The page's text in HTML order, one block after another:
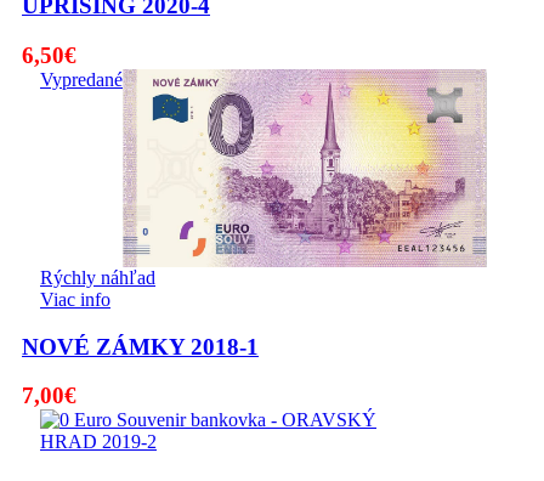
UPRISING 2020-4
6,50€
Vypredané
Rýchly náhľad
Viac info
NOVÉ ZÁMKY 2018-1
7,00€